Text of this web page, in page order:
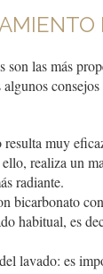
las más
resulta muy
realiza un
radiante.
bicarbonato
habitual, es
lavado: es